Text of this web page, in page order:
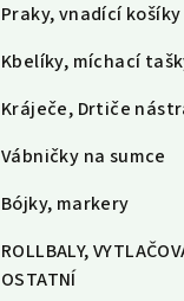
Praky, vnadící košíky
Kbelíky, míchací
Kráječe, Drtiče
Vábničky na sumce
Bójky, markery
ROLLBALY,
OSTATNÍ